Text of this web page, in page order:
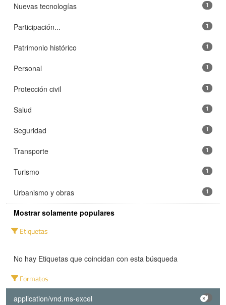
Nuevas tecnologías 1
Participación... 1
Patrimonio histórico 1
Personal 1
Protección civil 1
Salud 1
Seguridad 1
Transporte 1
Turismo 1
Urbanismo y obras 1
Mostrar solamente populares
Etiquetas
No hay Etiquetas que coincidan con esta búsqueda
Formatos
application/vnd.ms-excel 1